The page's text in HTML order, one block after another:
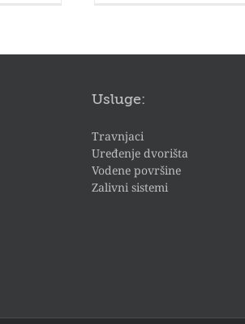
Usluge:
Travnjaci
Uređenje dvorišta
Vodene površine
Zalivni sistemi